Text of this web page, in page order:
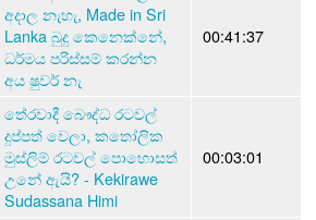
අදාල නැහැ, Made in Sri
Lanka බුදු කෙනෙක්නේ,
ධර්මය පරිස්සම් කරන්න
අය ෂුවර් නැ
00:41:37
තේරවාදී බෞද්ධ රටවල්
දුප්පත් වෙලා, කතෝලික
මුස්ලිම් රටවල් පොහොසත්
උනේ ඇයි? - Kekirawe
Sudassana Himi
00:03:01